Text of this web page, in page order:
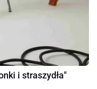
i straszydła"